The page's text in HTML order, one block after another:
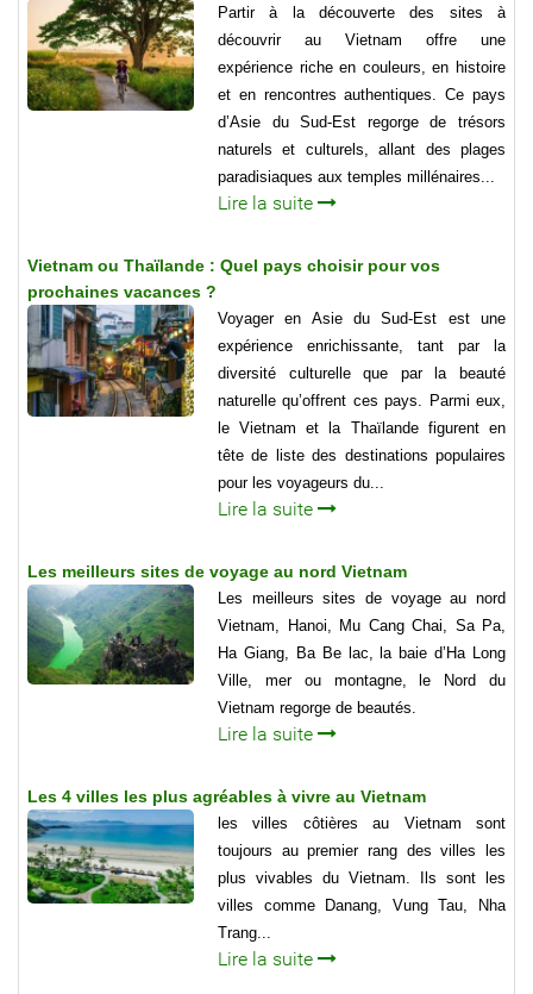
Partir à la découverte des sites à
découvrir au Vietnam offre une
expérience riche en couleurs, en histoire
et en rencontres authentiques. Ce pays
d’Asie du Sud-Est regorge de trésors
naturels et culturels, allant des plages
paradisiaques aux temples millénaires...
Lire la suite
Vietnam ou Thaïlande : Quel pays choisir pour vos
prochaines vacances ?
Voyager en Asie du Sud-Est est une
expérience enrichissante, tant par la
diversité culturelle que par la beauté
naturelle qu’offrent ces pays. Parmi eux,
le Vietnam et la Thaïlande figurent en
tête de liste des destinations populaires
pour les voyageurs du...
Lire la suite
Les meilleurs sites de voyage au nord Vietnam
Les meilleurs sites de voyage au nord
Vietnam, Hanoi, Mu Cang Chai, Sa Pa,
Ha Giang, Ba Be lac, la baie d’Ha Long
Ville, mer ou montagne, le Nord du
Vietnam regorge de beautés.
Lire la suite
Les 4 villes les plus agréables à vivre au Vietnam
les villes côtières au Vietnam sont
toujours au premier rang des villes les
plus vivables du Vietnam. Ils sont les
villes comme Danang, Vung Tau, Nha
Trang...
Lire la suite